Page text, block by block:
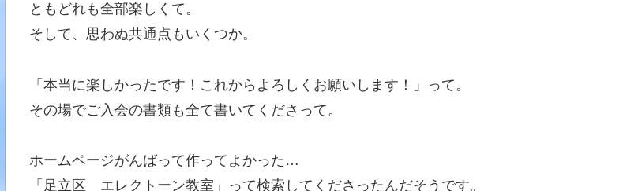
ともどれも全部楽しくて。
そして、思わぬ共通点もいくつか。
「本当に楽しかったです！これからよろしくお願いします！」って。
その場でご入会の書類も全て書いてくださって。
ホームページがんばって作ってよかった…
「足立区 エレクトーン教室」って検索してくださったんだそうです。